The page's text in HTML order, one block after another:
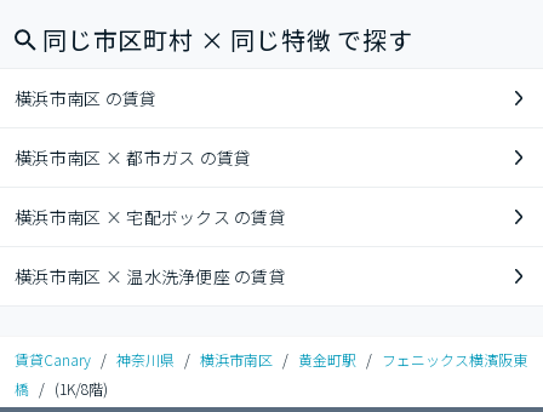
同じ市区町村 × 同じ特徴 で探す
横浜市南区 の賃貸
横浜市南区 × 都市ガス の賃貸
横浜市南区 × 宅配ボックス の賃貸
横浜市南区 × 温水洗浄便座 の賃貸
賃貸Canary / 神奈川県 / 横浜市南区 / 黄金町駅 / フェニックス横濱阪東
橋 / (1K/8階)